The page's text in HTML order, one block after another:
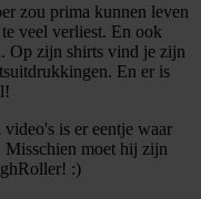
zou prima kunnen leven
veel verliest. En ook
Op zijn shirts vind je zijn
En er is
is er eentje waar
Misschien moet hij zijn
:)